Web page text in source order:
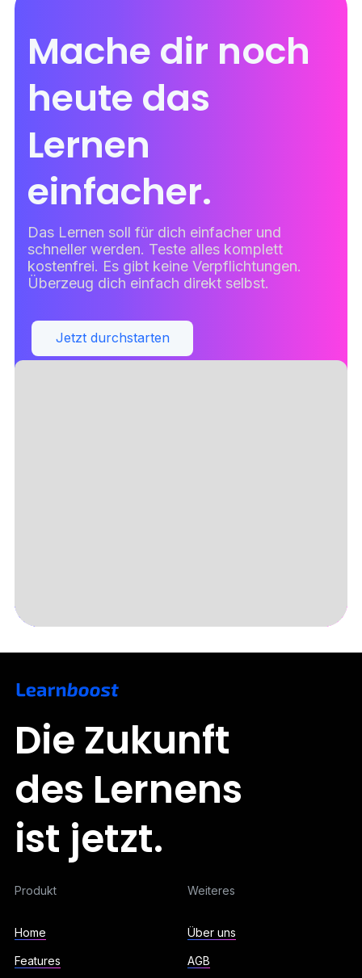
Mache dir noch
heute das
Lernen
einfacher.
Das Lernen soll für dich einfacher und
schneller werden. Teste alles komplett
kostenfrei. Es gibt keine Verpflichtungen.
Überzeug dich einfach direkt selbst.
Jetzt durchstarten
Die Zukunft
des Lernens
ist jetzt.
Produkt
Home
Features
Weiteres
Über uns
AGB